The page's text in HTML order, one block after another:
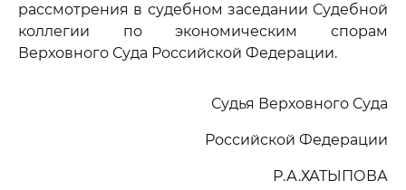
рассмотрения в судебном заседании Судебной
коллегии по экономическим спорам
Верховного Суда Российской Федерации.
Судья Верховного Суда
Российской Федерации
Р.А.ХАТЫПОВА